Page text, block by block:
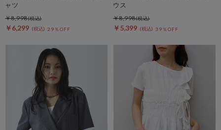
ャツ
￥6,299 29％OFF
￥8,998
ウス
￥5,399 39％OFF
￥8,998